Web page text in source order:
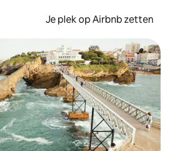
Je plek op Airbnb zetten